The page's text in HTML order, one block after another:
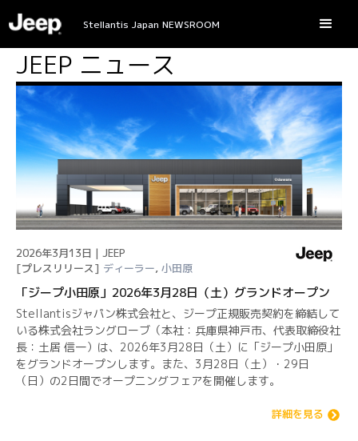
Stellantis Japan NEWSROOM
JEEP ニュース
2026年3月13日 | JEEP
[プレスリリース] ディーラー, 小田原
「ジープ小田原」2026年3月28日（土）グランドオープン
Stellantisジャパン株式会社と、ジープ正規販売契約を締結して
いる株式会社ラングローブ（本社：兵庫県神戸市、代表取締役社
長：土居 信一）は、2026年3月28日（土）に「ジープ小田原」
をグランドオープンします。また、3月28日（土）・29日
（日）の2日間でオープニングフェアを開催します。
詳細を見る